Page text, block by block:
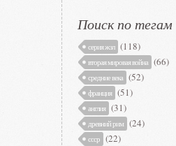
Поиск по тегам
серия жзл (118)
вторая мировая война (66)
средние века (52)
франция (51)
англия (31)
древний рим (24)
ссср (22)